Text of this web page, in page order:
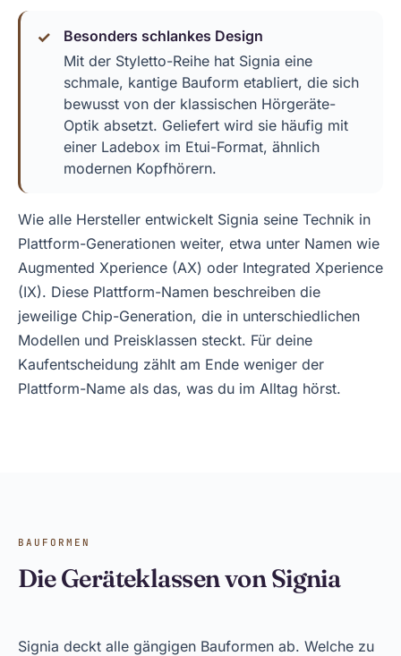
Besonders schlankes Design
Mit der Styletto-Reihe hat Signia eine
schmale, kantige Bauform etabliert, die sich
bewusst von der klassischen Hörgeräte-
Optik absetzt. Geliefert wird sie häufig mit
einer Ladebox im Etui-Format, ähnlich
modernen Kopfhörern.
Wie alle Hersteller entwickelt Signia seine Technik in
Plattform-Generationen weiter, etwa unter Namen wie
Augmented Xperience (AX) oder Integrated Xperience
(IX). Diese Plattform-Namen beschreiben die
jeweilige Chip-Generation, die in unterschiedlichen
Modellen und Preisklassen steckt. Für deine
Kaufentscheidung zählt am Ende weniger der
Plattform-Name als das, was du im Alltag hörst.
BAUFORMEN
Die Geräteklassen von Signia
Signia deckt alle gängigen Bauformen ab. Welche zu